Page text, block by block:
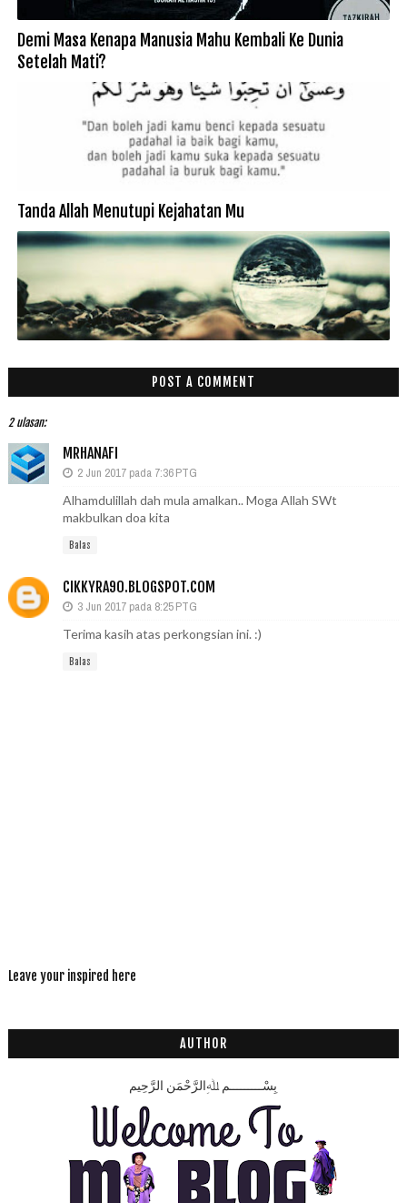
Demi Masa Kenapa Manusia Mahu Kembali Ke Dunia
Setelah Mati?
Tanda Allah Menutupi Kejahatan Mu
POST A COMMENT
2 ulasan:
MRHANAFI
2 Jun 2017 pada 7:36 PTG
Alhamdulillah dah mula amalkan.. Moga Allah SWt
makbulkan doa kita
Balas
CIKKYRA90.BLOGSPOT.COM
3 Jun 2017 pada 8:25 PTG
Terima kasih atas perkongsian ini. :)
Balas
Leave your inspired here
AUTHOR
بِسْـــــــــمِ ﷲِالرَّحْمَنِ الرَّحِيم